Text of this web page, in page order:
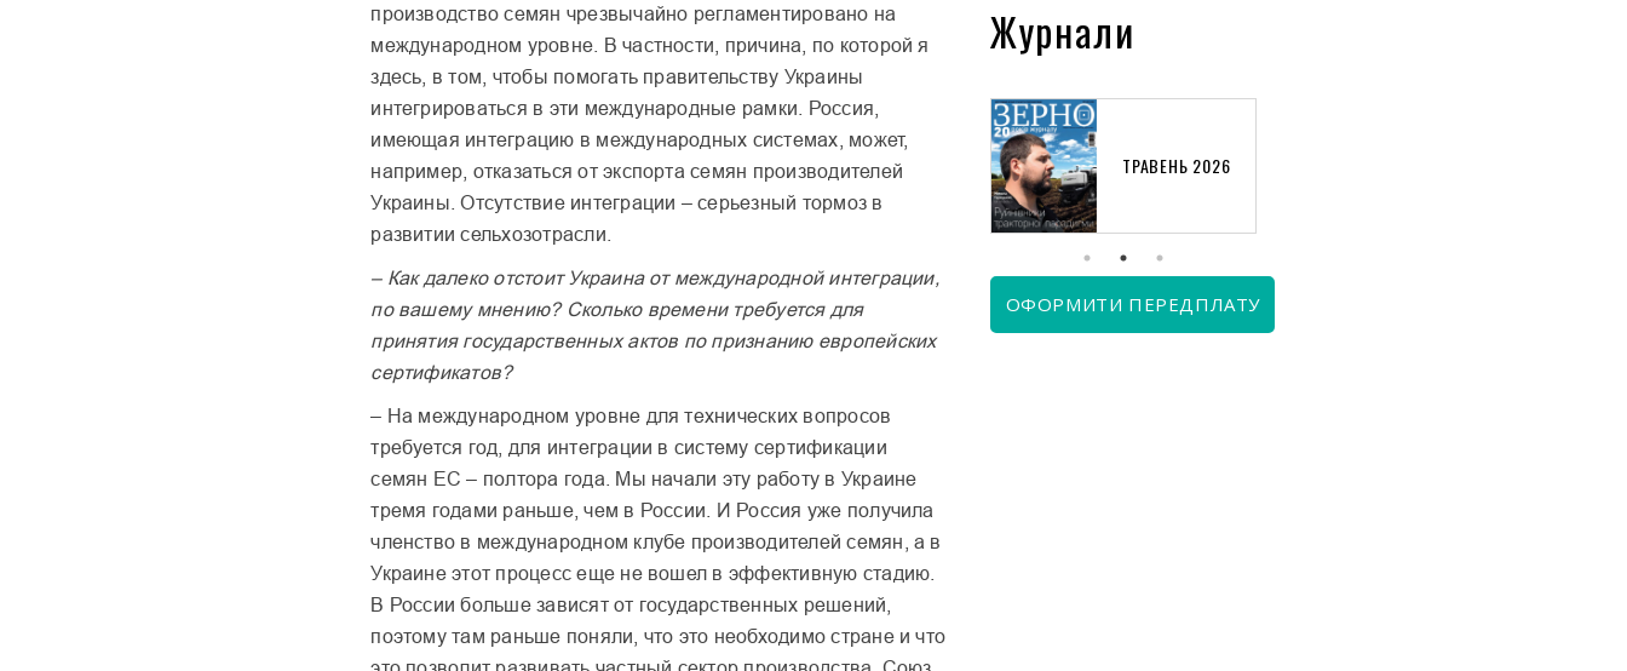
производство семян чрезвычайно регламентировано на
международном уровне. В частности, причина, по которой я
здесь, в том, чтобы помогать правительству Украины
интегрироваться в эти международные рамки. Россия,
имеющая интеграцию в международных системах, может,
например, отказаться от экспорта семян производителей
Украины. Отсутствие интеграции – серьезный тормоз в
развитии сельхозотрасли.
– Как далеко отстоит Украина от международной интеграции,
по вашему мнению? Сколько времени требуется для
принятия государственных актов по признанию европейских
сертификатов?
– На международном уровне для технических вопросов
требуется год, для интеграции в систему сертификации
семян ЕС – полтора года. Мы начали эту работу в Украине
тремя годами раньше, чем в России. И Россия уже получила
членство в международном клубе производителей семян, а в
Украине этот процесс еще не вошел в эффективную стадию.
В России больше зависят от государственных решений,
поэтому там раньше поняли, что это необходимо стране и что
Журнали
КВІТЕНЬ 2026 ЧЕРВЕНЬ 2026 ТРАВЕНЬ 2026
ОФОРМИТИ ПЕРЕДПЛАТУ